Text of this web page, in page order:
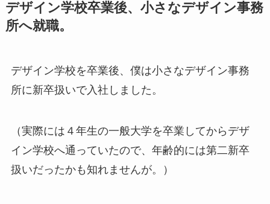
デザイン学校卒業後、小さなデザイン事務
所へ就職。
デザイン学校を卒業後、僕は小さなデザイン事務
所に新卒扱いで入社しました。
（実際には４年生の一般大学を卒業してからデザ
イン学校へ通っていたので、年齢的には第二新卒
扱いだったかも知れませんが。）